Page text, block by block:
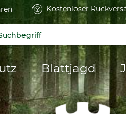
Kostenloser
Blattjagd